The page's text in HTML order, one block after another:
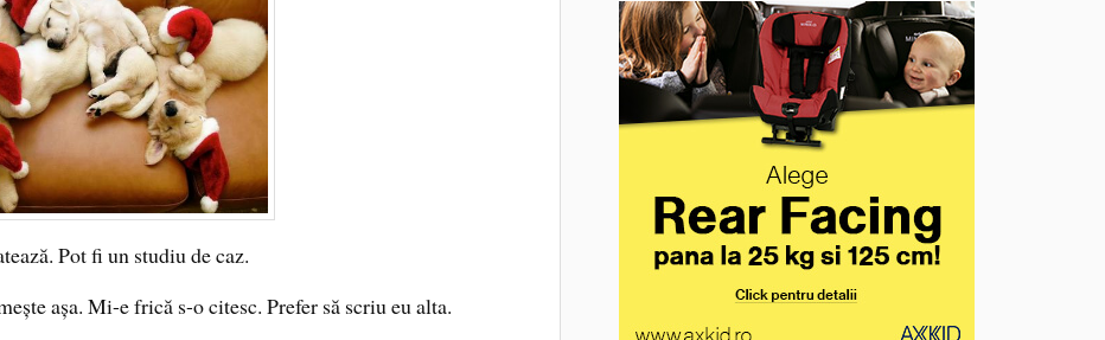
Pot fi un studiu de caz.
aşa. Mi-e frică s-o citesc. Prefer să scriu eu alta.